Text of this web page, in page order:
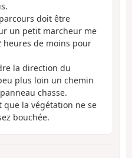
doit être
un petit marcheur me
heures de moins pour
la direction du
plus loin un chemin
chasse.
la végétation ne se
bouchée.